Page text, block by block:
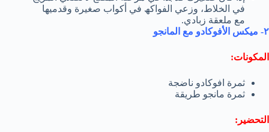
في الخلاط، وزعي الفواكھ في أكواب صغیرة وقدمیھا
مع ملعقة زبادي.
٢- میكس الأفوكادو مع المانجو
المكونات:
ثمرة افوكادو ناضجة
ثمرة مانجو طریقة
التحضیر: